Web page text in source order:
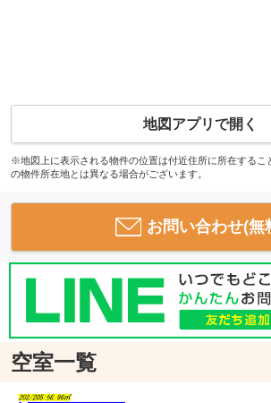
地図アプリで開く
※地図上に表示される物件の位置は付近住所に所在するこ
の物件所在地とは異なる場合がございます。
お問い合わせ(無
空室一覧